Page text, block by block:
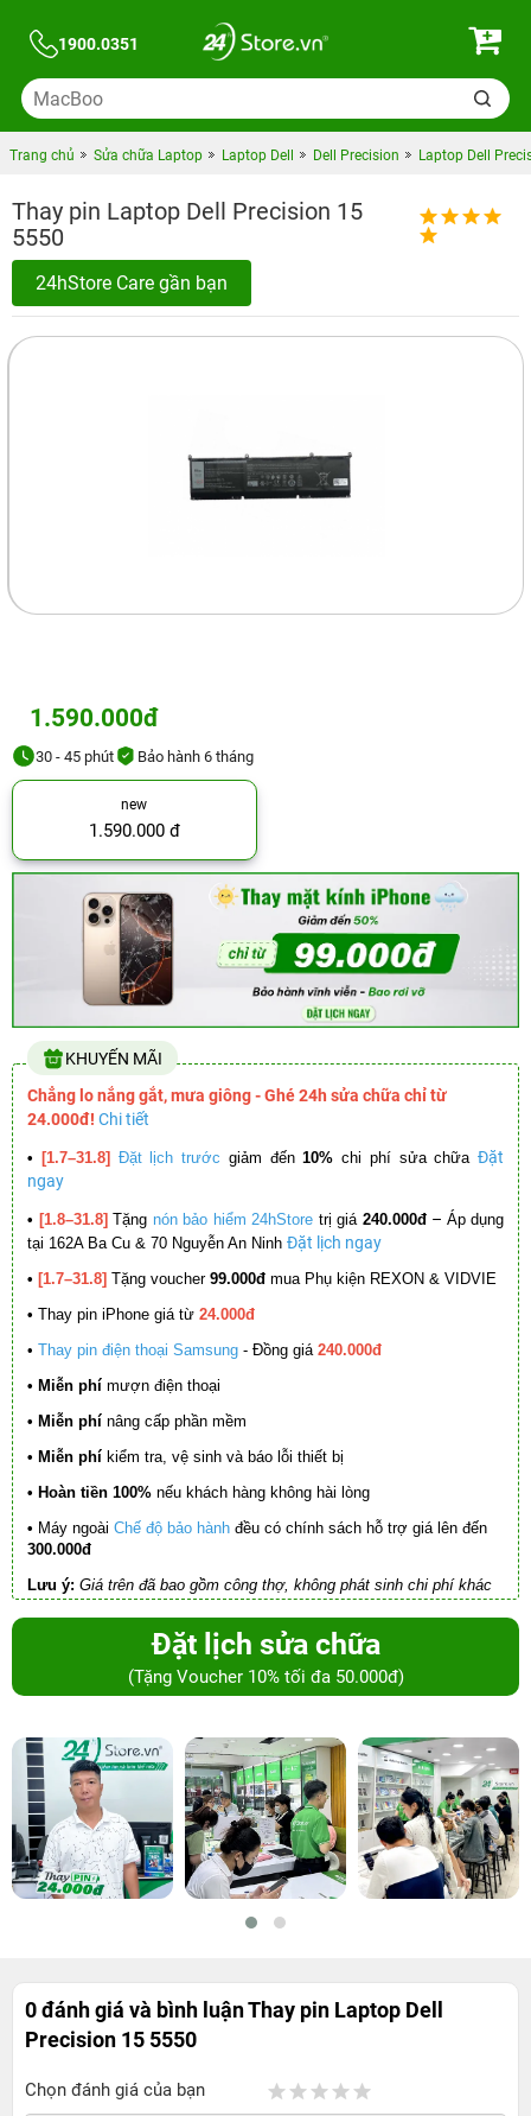
1900.0351
Trang chủ Sửa chữa Laptop Laptop Dell Dell Precision Laptop Dell
Thay pin Laptop Dell Precision 15
5550
24hStore Care gần bạn
1.590.000đ
30 - 45 phút Bảo hành 6 tháng
new
1.590.000 đ
KHUYẾN MÃI
Chẳng lo nắng gắt, mưa giông - Ghé 24h sửa chữa chỉ từ
24.000đ! Chi tiết
• [1.7–31.8] Đặt lịch trước giảm đến10% chi phí sửa chữa Đặt
ngay
• [1.8–31.8] Tặng nón bảo hiểm 24hStore trị giá 240.000đ – Áp dụng
tại 162A Ba Cu & 70 Nguyễn An Ninh Đặt lịch ngay
• [1.7–31.8] Tặng voucher 99.000đ mua Phụ kiện REXON & VIDVIE
• Thay pin iPhone giá từ 24.000đ
• Thay pin điện thoại Samsung - Đồng giá 240.000đ
• Miễn phí mượn điện thoại
• Miễn phí nâng cấp phần mềm
• Miễn phí kiểm tra, vệ sinh và báo lỗi thiết bị
• Hoàn tiền 100% nếu khách hàng không hài lòng
• Máy ngoài Chế độ bảo hành đều có chính sách hỗ trợ giá lên đến
300.000đ
Lưu ý: Giá trên đã bao gồm công thợ, không phát sinh chi phí khác
Đặt lịch sửa chữa
(Tặng Voucher 10% tối đa 50.000đ)
0 đánh giá và bình luậnThay pin Laptop Dell
Precision 15 5550
Chọn đánh giá của bạn